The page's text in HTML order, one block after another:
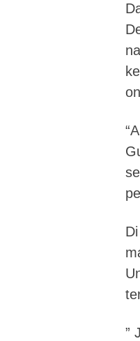
”